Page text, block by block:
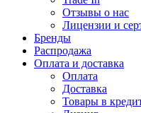
Отзывы о нас
Лицензии и
Бренды
Распродажа
Оплата и доставка
Оплата
Доставка
Товары в